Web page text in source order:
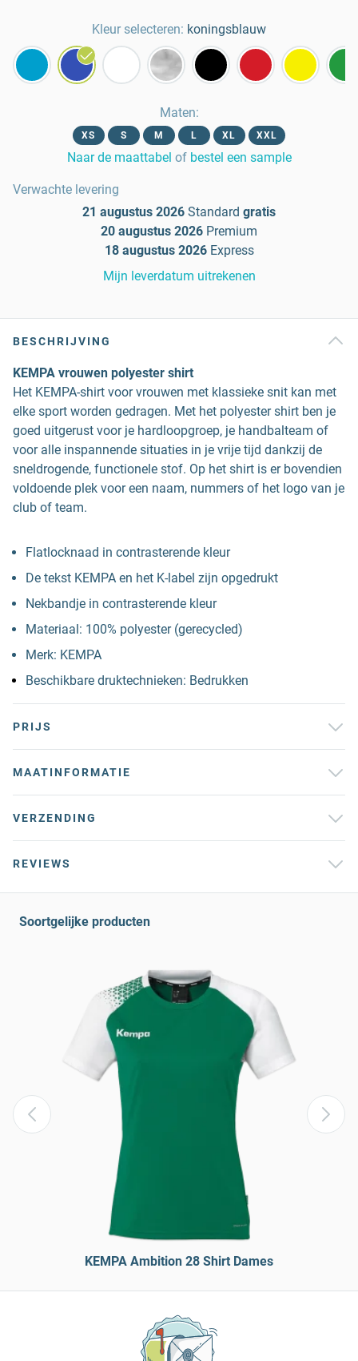
Kleur selecteren: koningsblauw
Maten:
XS S M L XL XXL
Naar de maattabel of bestel een sample
Verwachte levering
21 augustus 2026 Standard gratis
20 augustus 2026 Premium
18 augustus 2026 Express
Mijn leverdatum uitrekenen
BESCHRIJVING
KEMPA vrouwen polyester shirt
Het KEMPA-shirt voor vrouwen met klassieke snit kan met
elke sport worden gedragen. Met het polyester shirt ben je
goed uitgerust voor je hardloopgroep, je handbalteam of
voor alle inspannende situaties in je vrije tijd dankzij de
sneldrogende, functionele stof. Op het shirt is er bovendien
voldoende plek voor een naam, nummers of het logo van je
club of team.
Flatlocknaad in contrasterende kleur
De tekst KEMPA en het K-label zijn opgedrukt
Nekbandje in contrasterende kleur
Materiaal: 100% polyester (gerecycled)
Merk: KEMPA
Beschikbare druktechnieken: Bedrukken
PRIJS
MAATINFORMATIE
VERZENDING
REVIEWS
Soortgelijke producten
KEMPA Ambition 28 Shirt Dames